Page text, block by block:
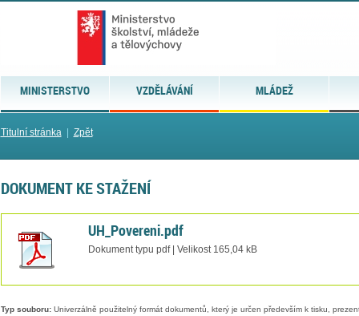
MINISTERSTVO VZDĚLÁVÁNÍ MLÁDEŽ
Titulní stránka| Zpět
DOKUMENT KE STAŽENÍ
UH_Povereni.pdf
Dokument typu pdf | Velikost 165,04 kB
Typ souboru:Univerzálně použitelný formát dokumentů, který je určen především k tisku,